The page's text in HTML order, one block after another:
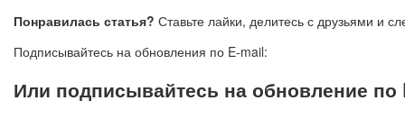
Понравилась статья? Ставьте лайки, делитесь с друзьями и
Подписывайтесь на обновления по E-mail:
Или подписывайтесь на обновление по